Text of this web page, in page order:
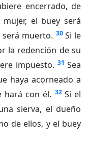
encerrado, de
el buey será
muerto. 30 Si le
la redención de su
impuesto. 31 Sea
haya acorneado a
hará con él. 32 Si el
sierva, el dueño
de ellos, y el buey